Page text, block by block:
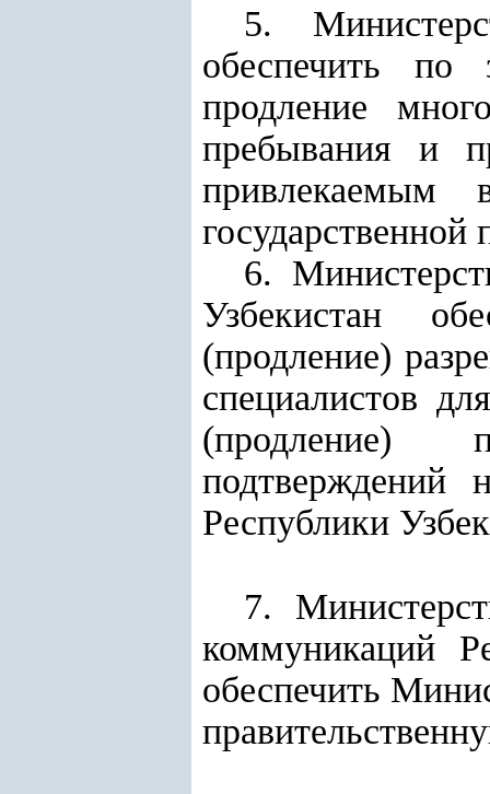
5.
обеспечить по
продление
пребывания и
привлекаемым
6.
Узбекистан
(продление)
специалистов
(продление)
подтверждений
Республики
7.
коммуникаций
обеспечить